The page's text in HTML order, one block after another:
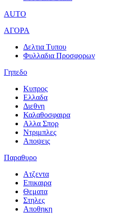
AUTO
ΑΓΟΡΑ
Δελτια Τυπου
Φυλλαδια Προσφορων
Γηπεδο
Κυπρος
Ελλαδα
Διεθνη
Καλαθοσφαιρα
Αλλα Σπορ
Ντριμπλες
Αποψεις
Παραθυρο
Ατζεντα
Επικαιρα
Θεματα
Στηλες
Αποθηκη